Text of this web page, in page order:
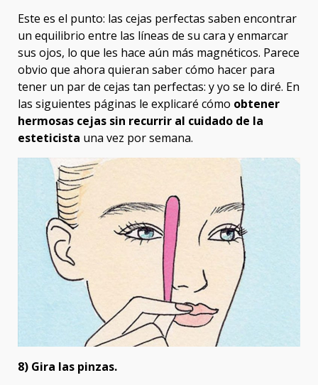
Este es el punto: las cejas perfectas saben encontrar
un equilibrio entre las líneas de su cara y enmarcar
sus ojos, lo que les hace aún más magnéticos. Parece
obvio que ahora quieran saber cómo hacer para
tener un par de cejas tan perfectas: y yo se lo diré. En
las siguientes páginas le explicaré cómo obtener
hermosas cejas sin recurrir al cuidado de la
esteticista una vez por semana.
8) Gira las pinzas.